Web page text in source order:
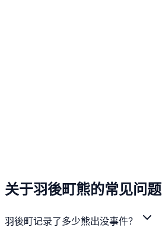
关于羽後町熊的常见问题
羽後町记录了多少熊出没事件？